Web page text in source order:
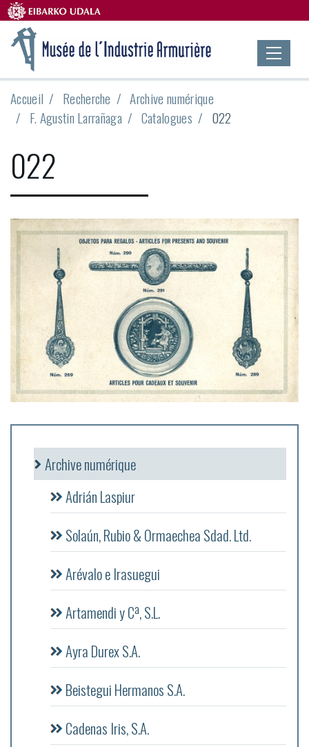
Accueil Recherche
Archive numérique
F. Agustin Larrañaga
Catalogues 022
022
Archive numérique
Adrián Laspiur
Solaún, Rubio & Ormaechea Sdad. Ltd.
Arévalo e Irasuegui
Artamendi y Cª, S.L.
Ayra Durex S.A.
Beistegui Hermanos S.A.
Cadenas Iris, S.A.